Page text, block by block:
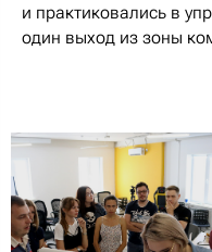
и практиковались в
один выход из зоны